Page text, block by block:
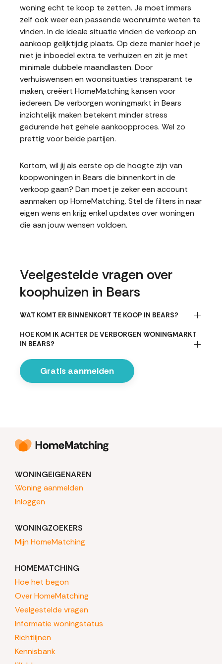
woning echt te koop te zetten. Je moet immers
zelf ook weer een passende woonruimte weten te
vinden. In de ideale situatie vinden de verkoop en
aankoop gelijktijdig plaats. Op deze manier hoef je
niet je inboedel extra te verhuizen en zit je met
minimale dubbele maandlasten. Door
verhuiswensen en woonsituaties transparant te
maken, creëert HomeMatching kansen voor
iedereen. De verborgen woningmarkt in Bears
inzichtelijk maken betekent minder stress
gedurende het gehele aankoopproces. Wel zo
prettig voor beide partijen.
Kortom, wil jij als eerste op de hoogte zijn van
koopwoningen in Bears die binnenkort in de
verkoop gaan? Dan moet je zeker een account
aanmaken op HomeMatching. Stel de filters in naar
eigen wens en krijg enkel updates over woningen
die aan jouw wensen voldoen.
Veelgestelde vragen over
koophuizen in Bears
WAT KOMT ER BINNENKORT TE KOOP IN BEARS?
HOE KOM IK ACHTER DE VERBORGEN WONINGMARKT
IN BEARS?
Gratis aanmelden
WONINGEIGENAREN
Woning aanmelden
Inloggen
WONINGZOEKERS
Mijn HomeMatching
HOMEMATCHING
Hoe het begon
Over HomeMatching
Veelgestelde vragen
Informatie woningstatus
Richtlijnen
Kennisbank